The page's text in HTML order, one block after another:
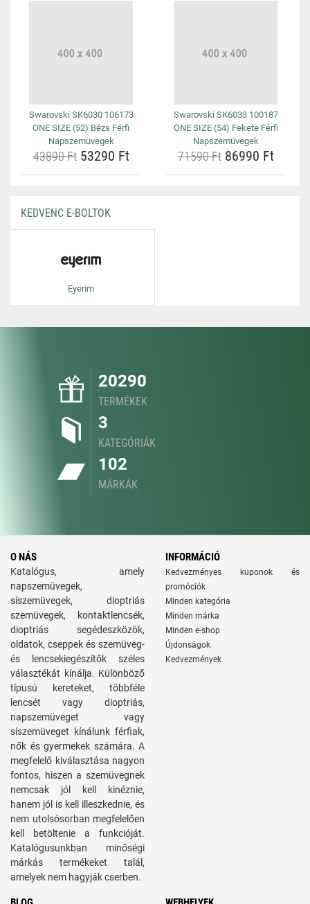
Swarovski SK6030 106173
ONE SIZE (52) Bézs Férfi
Napszemüvegek
43890 Ft53290 Ft
Swarovski SK6033 100187
ONE SIZE (54) Fekete Férfi
Napszemüvegek
71590 Ft86990 Ft
KEDVENC E-BOLTOK
Eyerim
20290
TERMÉKEK
3
KATEGÓRIÁK
102
MÁRKÁK
O NÁS
Katalógus, amely
napszemüvegek,
síszemüvegek, dioptriás
szemüvegek, kontaktlencsék,
dioptriás segédeszközök,
oldatok, cseppek és szemüveg-
és lencsekiegészítők széles
választékát kínálja. Különböző
típusú kereteket, többféle
lencsét vagy dioptriás,
napszemüveget vagy
síszemüveget kínálunk férfiak,
nők és gyermekek számára. A
megfelelő kiválasztása nagyon
fontos, hiszen a szemüvegnek
nemcsak jól kell kinéznie,
hanem jól is kell illeszkednie, és
nem utolsósorban megfelelően
kell betöltenie a funkcióját.
Katalógusunkban minőségi
márkás termékeket talál,
amelyek nem hagyják cserben.
INFORMÁCIÓ
Kedvezményes kuponok és
promóciók
Minden kategória
Minden márka
Minden e-shop
Újdonságok
Kedvezmények